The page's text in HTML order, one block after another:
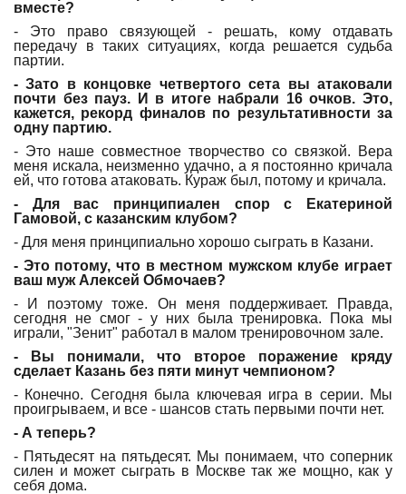
вместе?
- Это право связующей - решать, кому отдавать
передачу в таких ситуациях, когда решается судьба
партии.
- Зато в концовке четвертого сета вы атаковали
почти без пауз. И в итоге набрали 16 очков. Это,
кажется, рекорд финалов по результативности за
одну партию.
- Это наше совместное творчество со связкой. Вера
меня искала, неизменно удачно, а я постоянно кричала
ей, что готова атаковать. Кураж был, потому и кричала.
- Для вас принципиален спор с Екатериной
Гамовой, с казанским клубом?
- Для меня принципиально хорошо сыграть в Казани.
- Это потому, что в местном мужском клубе играет
ваш муж Алексей Обмочаев?
- И поэтому тоже. Он меня поддерживает. Правда,
сегодня не смог - у них была тренировка. Пока мы
играли, "Зенит" работал в малом тренировочном зале.
- Вы понимали, что второе поражение кряду
сделает Казань без пяти минут чемпионом?
- Конечно. Сегодня была ключевая игра в серии. Мы
проигрываем, и все - шансов стать первыми почти нет.
- А теперь?
- Пятьдесят на пятьдесят. Мы понимаем, что соперник
силен и может сыграть в Москве так же мощно, как у
себя дома.